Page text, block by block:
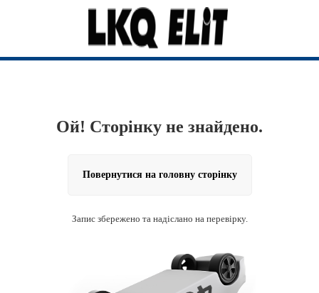
Ой! Сторінку не знайдено.
Повернутися на головну сторінку
Запис збережено та надіслано на перевірку.